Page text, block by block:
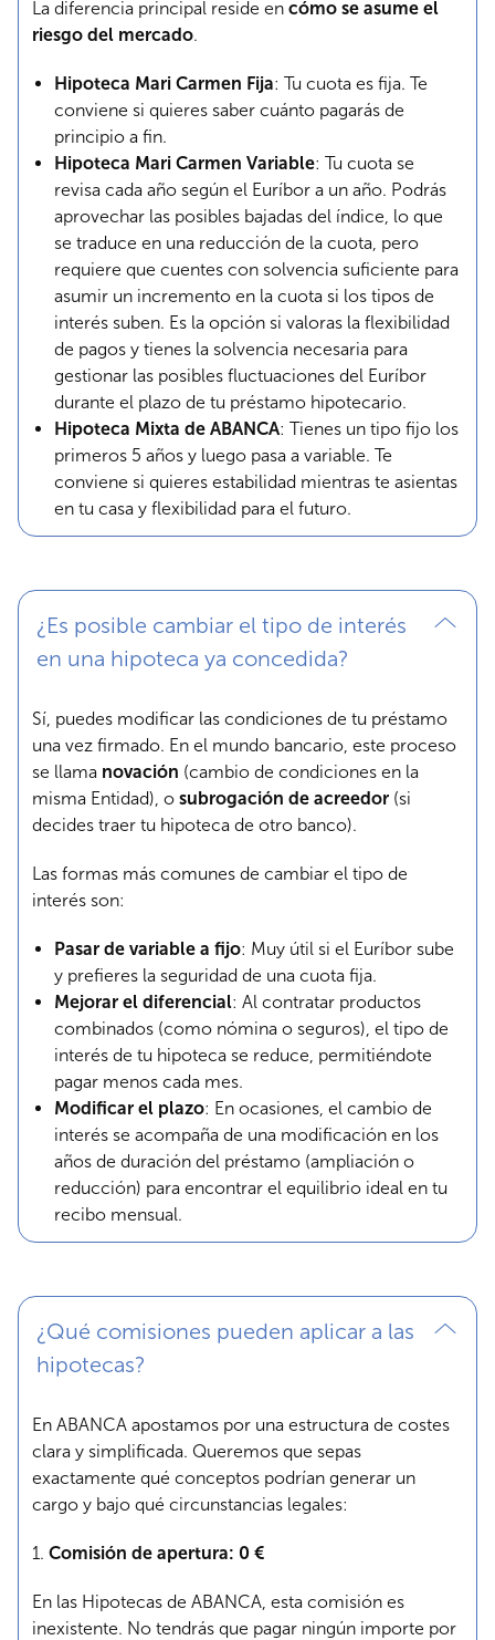
La diferencia principal reside en cómo se asume el
riesgo del mercado.
Hipoteca Mari Carmen Fija: Tu cuota es fija. Te
conviene si quieres saber cuánto pagarás de
principio a fin.
Hipoteca Mari Carmen Variable: Tu cuota se
revisa cada año según el Euríbor a un año. Podrás
aprovechar las posibles bajadas del índice, lo que
se traduce en una reducción de la cuota, pero
requiere que cuentes con solvencia suficiente para
asumir un incremento en la cuota si los tipos de
interés suben. Es la opción si valoras la flexibilidad
de pagos y tienes la solvencia necesaria para
gestionar las posibles fluctuaciones del Euríbor
durante el plazo de tu préstamo hipotecario.
Hipoteca Mixta de ABANCA: Tienes un tipo fijo los
primeros 5 años y luego pasa a variable. Te
conviene si quieres estabilidad mientras te asientas
en tu casa y flexibilidad para el futuro.
¿Es posible cambiar el tipo de interés
en una hipoteca ya concedida?
Sí, puedes modificar las condiciones de tu préstamo
una vez firmado. En el mundo bancario, este proceso
se llama novación (cambio de condiciones en la
misma Entidad), o subrogación de acreedor (si
decides traer tu hipoteca de otro banco).
Las formas más comunes de cambiar el tipo de
interés son:
Pasar de variable a fijo: Muy útil si el Euríbor sube
y prefieres la seguridad de una cuota fija.
Mejorar el diferencial: Al contratar productos
combinados (como nómina o seguros), el tipo de
interés de tu hipoteca se reduce, permitiéndote
pagar menos cada mes.
Modificar el plazo: En ocasiones, el cambio de
interés se acompaña de una modificación en los
años de duración del préstamo (ampliación o
reducción) para encontrar el equilibrio ideal en tu
recibo mensual.
¿Qué comisiones pueden aplicar a las
hipotecas?
En ABANCA apostamos por una estructura de costes
clara y simplificada. Queremos que sepas
exactamente qué conceptos podrían generar un
cargo y bajo qué circunstancias legales:
1. Comisión de apertura: 0 €
En las Hipotecas de ABANCA, esta comisión es
inexistente. No tendrás que pagar ningún importe por